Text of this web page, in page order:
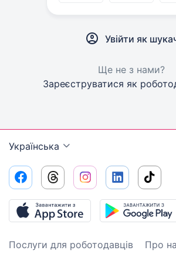
Увійти як
Ще не з нами?
Зареєструватися як
Українська
Послуги для роботодавців Про